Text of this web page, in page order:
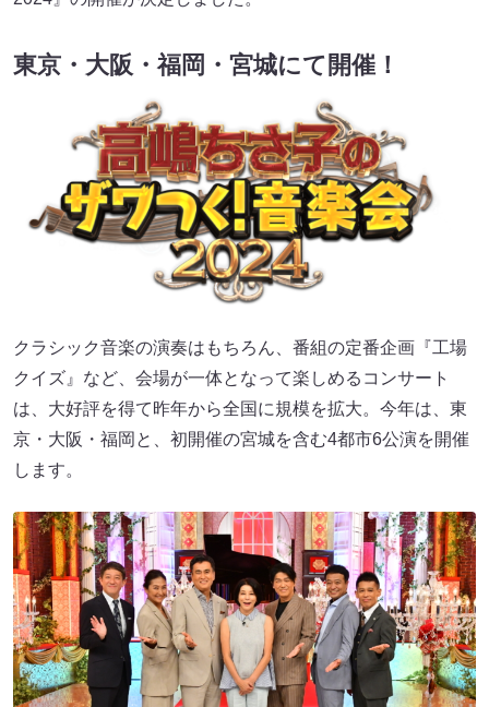
東京・大阪・福岡・宮城にて開催！
クラシック音楽の演奏はもちろん、番組の定番企画『工場
クイズ』など、会場が一体となって楽しめるコンサート
は、大好評を得て昨年から全国に規模を拡大。今年は、東
京・大阪・福岡と、初開催の宮城を含む4都市6公演を開催
します。